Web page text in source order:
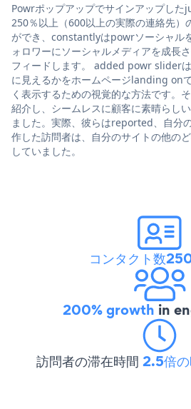
Powrポップアップでサインアップし
250％以上（600以上の実際の連絡先）
ができ、constantlyはpowrソーシャル
ォロワーにソーシャルメディアを成長
フィードします。 added powr slider
に見えるかをホームページlanding on
く表示するための視覚的な方法です。
紹介し、シームレスに顧客に素晴らし
ました。実際、彼らはreported、自分
作した訪問者は、自分のサイトの他の
していました。
コンタクト数
200% growth in
訪問者の滞在時間 2.5倍